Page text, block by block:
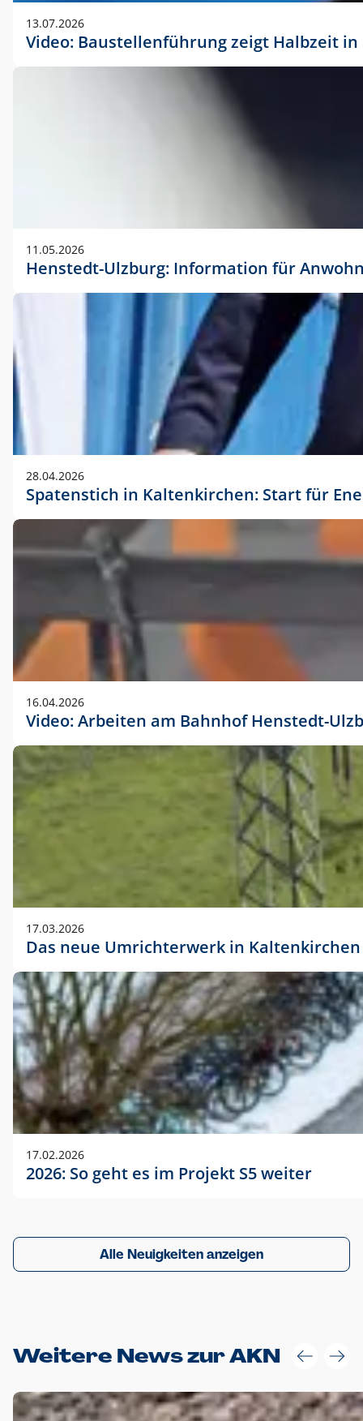
13.07.2026
Video: Baustellenführung zeigt Halbzeit
11.05.2026
Henstedt-Ulzburg: Information für
28.04.2026
Spatenstich in Kaltenkirchen: Start für
16.04.2026
Video: Arbeiten am Bahnhof Henstedt-
17.03.2026
Das neue Umrichterwerk in Kaltenkirchen
17.02.2026
2026: So geht es im Projekt S5 weiter
Alle Neuigkeiten anzeigen
Weitere News zur AKN